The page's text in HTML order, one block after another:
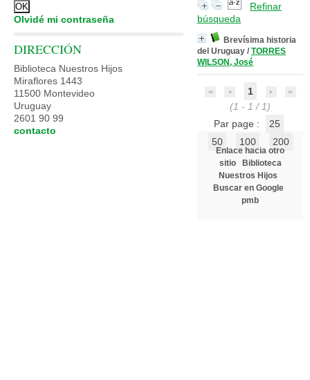
Refinar
búsqueda
Brevísima historia
del Uruguay / TORRES
WILSON, José
1
(1 - 1 / 1)
Par page :
25
50
100 200
Enlace hacia otro
sitio
Biblioteca
Nuestros Hijos
Buscar en Google
pmb
Olvidé mi contraseña
DIRECCIÓN
Biblioteca Nuestros Hijos
Miraflores 1443
11500 Montevideo
Uruguay
2601 90 99
contacto